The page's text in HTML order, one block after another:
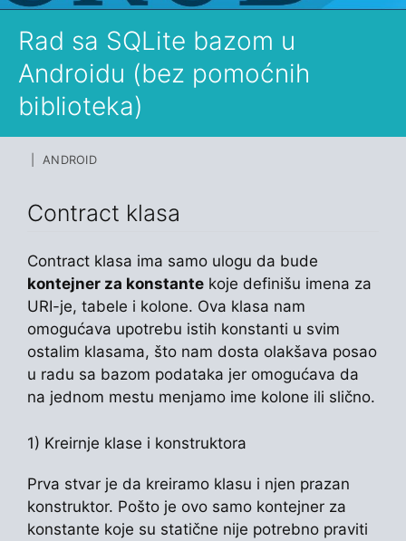
Rad sa SQLite bazom u
Androidu (bez pomoćnih
biblioteka)
| ANDROID
Contract klasa
Contract klasa ima samo ulogu da bude
kontejner za konstante koje definišu imena za
URI-je, tabele i kolone. Ova klasa nam
omogućava upotrebu istih konstanti u svim
ostalim klasama, što nam dosta olakšava posao
u radu sa bazom podataka jer omogućava da
na jednom mestu menjamo ime kolone ili slično.
1) Kreirnje klase i konstruktora
Prva stvar je da kreiramo klasu i njen prazan
konstruktor. Pošto je ovo samo kontejner za
konstante koje su statične nije potrebno praviti